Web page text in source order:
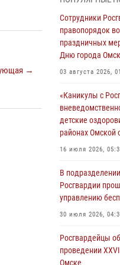
→
Всероссийская
Росгвардией»
области
31 июля 2026,
Росгвардии
управлению
30 июля 2026,
Росгвардия
Победы» в Омске
29 июля 2026,
Росгвардейцы
28 июля 2026,
Сотрудники
правопорядок
праздничных
Дню города
03 августа 2026,
«Каникулы с
детские
районах Омской
16 июля 2026,
В
Росгвардии
управлению
30 июля 2026,
Росгвардейцы
проведении
Омске